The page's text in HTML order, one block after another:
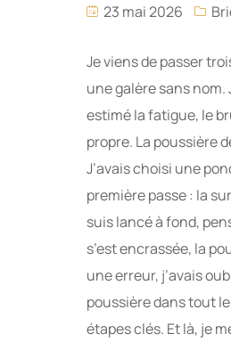
23 mai 2026
Je viens de passer
une galère sans nom.
estimé la fatigue, le
propre. La poussière
J’avais choisi une
première passe : la
suis lancé à fond,
s’est encrassée, la
une erreur, j’avais
poussière dans tout
étapes clés. Et là, je